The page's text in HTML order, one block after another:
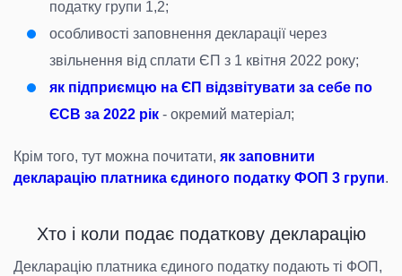
податку групи 1,2;
особливості заповнення декларації через
звільнення від сплати ЄП з 1 квітня 2022 року;
як підприємцю на ЄП відзвітувати за себе по
ЄСВ за 2022 рік - окремий матеріал;
Крім того, тут можна почитати, як заповнити
декларацію платника єдиного податку ФОП 3 групи.
Хто і коли подає податкову декларацію
Декларацію платника єдиного податку подають ті ФОП,